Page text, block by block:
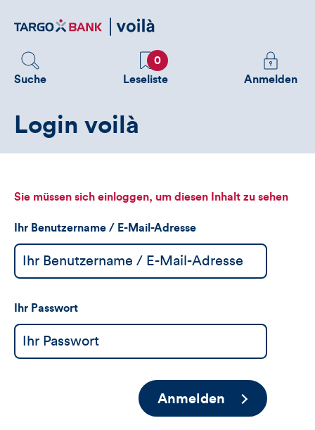
zum
Suche
Favoriten
0
Leseliste
Melden
Sie
sehen
Anmelden
Login voilà
Sie müssen sich einloggen, um diesen Inhalt zu sehen
Ihr Benutzername / E-Mail-Adresse
Ihr Passwort
Anmelden